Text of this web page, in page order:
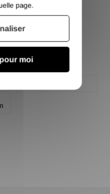
5,86 €/ Pce TTC
4,88 €/ Pce HT
page.
moi